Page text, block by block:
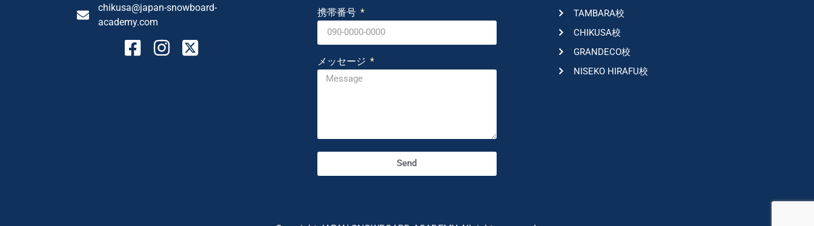
chikusa@japan-snowboard-
academy.com
携帯番号
メッセージ
Send
TAMBARA校
CHIKUSA校
GRANDECO校
NISEKO HIRAFU校